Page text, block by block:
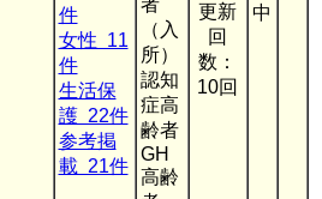
件
女性 11
件
生活保
護 22件
参考掲
載 21件
者
（入
所）
認知
症高
齢者
GH
高齢
更新
回
数：
10回
中